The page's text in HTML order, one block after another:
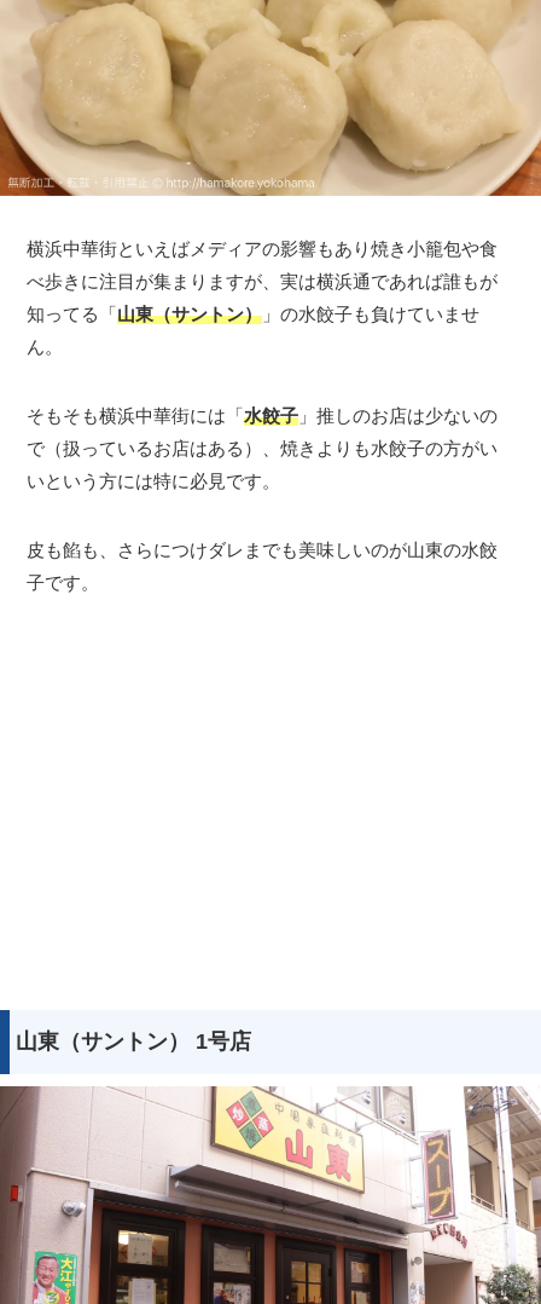
横浜中華街といえばメディアの影響もあり焼き小籠包や食
べ歩きに注目が集まりますが、実は横浜通であれば誰もが
知ってる「山東（サントン） 」の水餃子も負けていませ
ん。
そもそも横浜中華街には「水餃子 」推しのお店は少ないの
で（扱っているお店はある）、焼きよりも水餃子の方がい
いという方には特に必見です。
皮も餡も、さらにつけダレまでも美味しいのが山東の水餃
子です。
山東（サントン） 1号店